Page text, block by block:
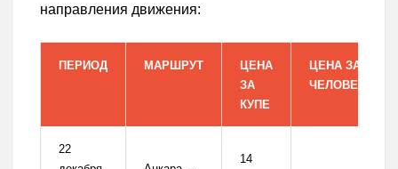
направления движения:
ПЕРИОД МАРШРУТ
ЦЕНА
ЗА
КУПЕ
ЦЕНА ЗА
ЧЕЛОВЕКА
22
14